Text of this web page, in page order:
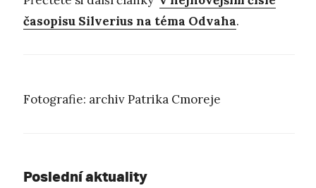
časopisu Silverius na téma Odvaha.
Fotografie: archiv Patrika Cmoreje
Poslední aktuality